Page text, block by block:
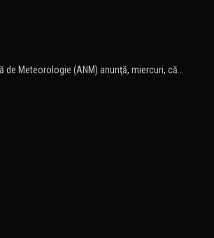
de Meteorologie (ANM) anunţă, miercuri, că…